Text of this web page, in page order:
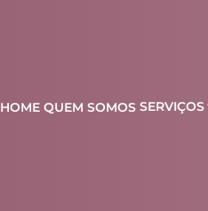
HOME QUEM SOMOS SERVIÇOS